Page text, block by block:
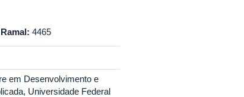
Ramal:4465
em Desenvolvimento e
Universidade Federal